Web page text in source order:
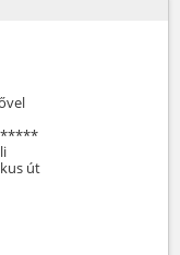
*****
út